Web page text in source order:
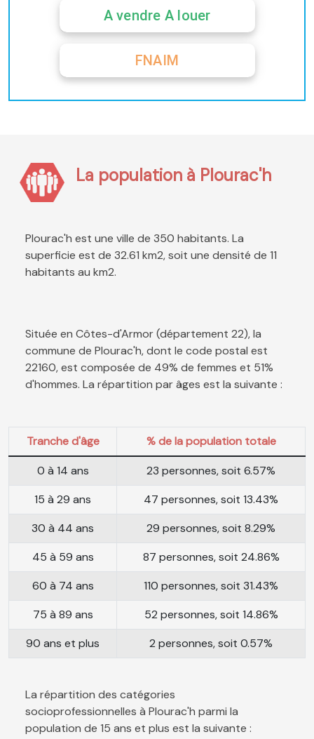
A vendre A louer
FNAIM
La population à Plourac'h
Plourac'h est une ville de 350 habitants. La
superficie est de 32.61 km2, soit une densité de 11
habitants au km2.
Située en Côtes-d'Armor (département 22), la
commune de Plourac'h, dont le code postal est
22160, est composée de 49% de femmes et 51%
d'hommes. La répartition par âges est la suivante :
Tranche d'âge
% de la population totale
0 à 14 ans
23 personnes, soit 6.57%
15 à 29 ans
47 personnes, soit 13.43%
30 à 44 ans
29 personnes, soit 8.29%
45 à 59 ans
87 personnes, soit 24.86%
60 à 74 ans
110 personnes, soit 31.43%
75 à 89 ans
52 personnes, soit 14.86%
90 ans et plus
2 personnes, soit 0.57%
La répartition des catégories
socioprofessionnelles à Plourac'h parmi la
population de 15 ans et plus est la suivante :